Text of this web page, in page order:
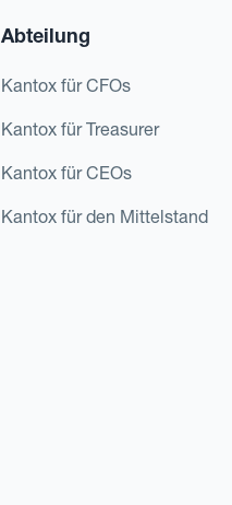
Abteilung
Kantox für CFOs
Kantox für Treasurer
Kantox für CEOs
Kantox für den Mittelstand